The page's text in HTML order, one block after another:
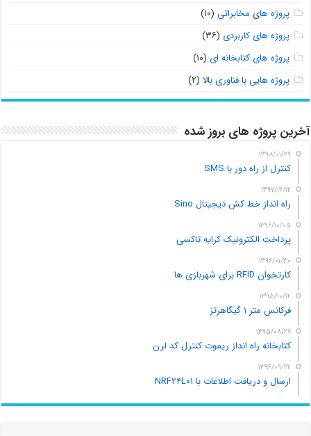
پروژه های مخابراتی (۱۰)
پروژه های کاربردی (۳۶)
پروژه های کتابخانه ای (۱۰)
پروژه هایی با فناوری بالا (۲)
آخرین پروژه های بروز شده
۱۳۹۸/۰۱/۲۹
کنترل از راه دور با SMS
۱۳۹۷/۱۲/۱۲
راه انداز خط کش دیجیتال Sino
۱۳۹۶/۱۰/۰۵
پرداخت الکترونیک کرایه تاکسی
۱۳۹۶/۰۱/۳۰
کارتخوان RFID برای شهربازی ها
۱۳۹۵/۱۰/۱۲
فرکانس متر ۱ گیگاهرتز
۱۳۹۵/۰۸/۲۹
کتابخانه راه انداز ریموت کنترل کد لرن
۱۳۹۴/۰۹/۲۲
ارسال و دریافت اطلاعات با NRF۲۴L۰۱